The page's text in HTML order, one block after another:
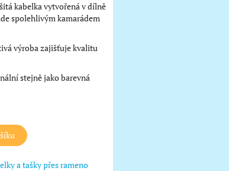
kabelka vytvořená v dílně
spolehlivým kamarádem
výroba zajišťuje kvalitu
stejně jako barevná
a tašky přes rameno